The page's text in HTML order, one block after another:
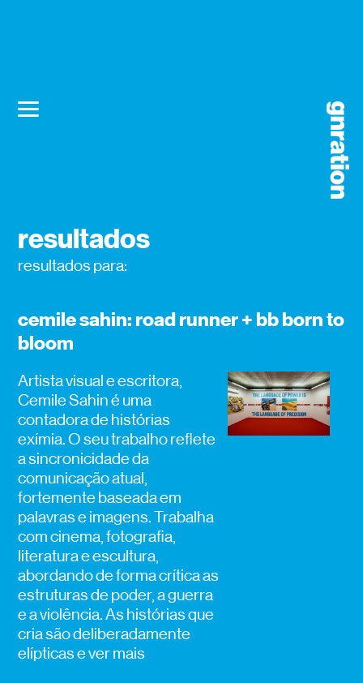
resultados
resultados para:
cemile sahin: road runner + bb born to
bloom
Artista visual e escritora,
Cemile Sahin é uma
contadora de histórias
exímia. O seu trabalho reflete
a sincronicidade da
comunicação atual,
fortemente baseada em
palavras e imagens. Trabalha
com cinema, fotografia,
literatura e escultura,
abordando de forma crítica as
estruturas de poder, a guerra
e a violência. As histórias que
cria são deliberadamente
elípticas ever mais